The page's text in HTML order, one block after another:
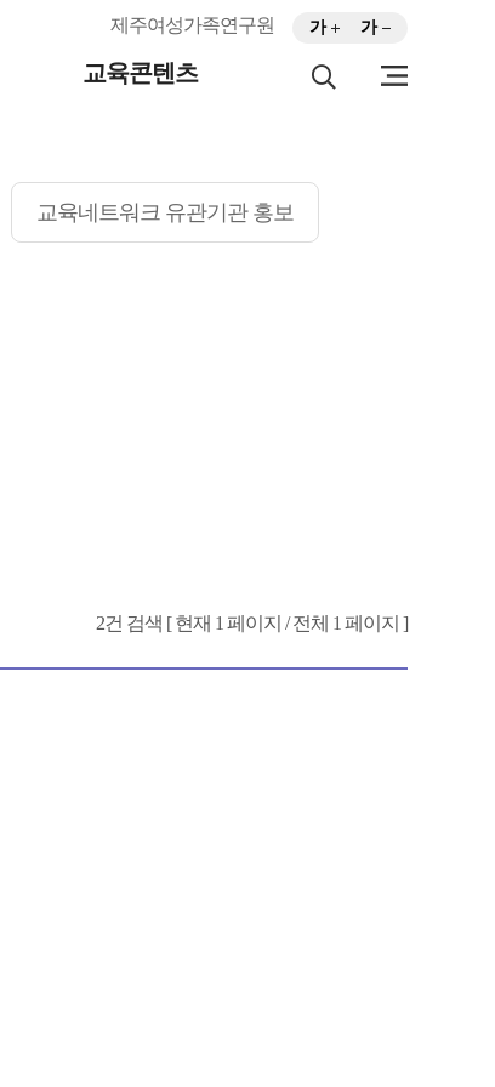
제주여성가족연구원 가 가
교육콘텐츠
교육네트워크 유관기관 홍보
2건 검색 [ 현재 1 페이지 / 전체 1 페이지 ]